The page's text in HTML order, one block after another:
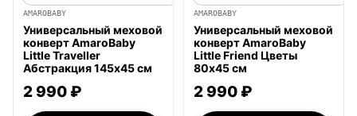
AMAROBABY
Универсальный меховой
конверт AmaroBaby
Little Traveller
Абстракция 145х45 см
2 990 ₽
AMAROBABY
Универсальный меховой
конверт AmaroBaby
Little Friend Цветы
80х45 см
2 990 ₽